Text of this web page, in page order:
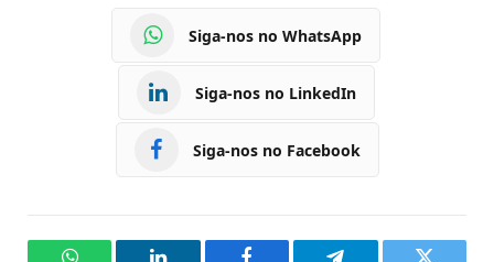
Siga-nos no WhatsApp
Siga-nos no LinkedIn
Siga-nos no Facebook